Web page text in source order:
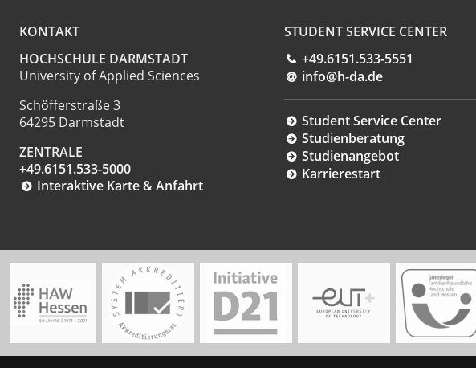
KONTAKT
HOCHSCHULE DARMSTADT
University of Applied Sciences
Schöfferstraße 3
64295 Darmstadt
ZENTRALE
+49.6151.533-5000
Interaktive Karte & Anfahrt
STUDENT SERVICE CENTER
+49.6151.533-5551
info@h-da.de
Student Service Center
Studienberatung
Studienangebot
Karrierestart